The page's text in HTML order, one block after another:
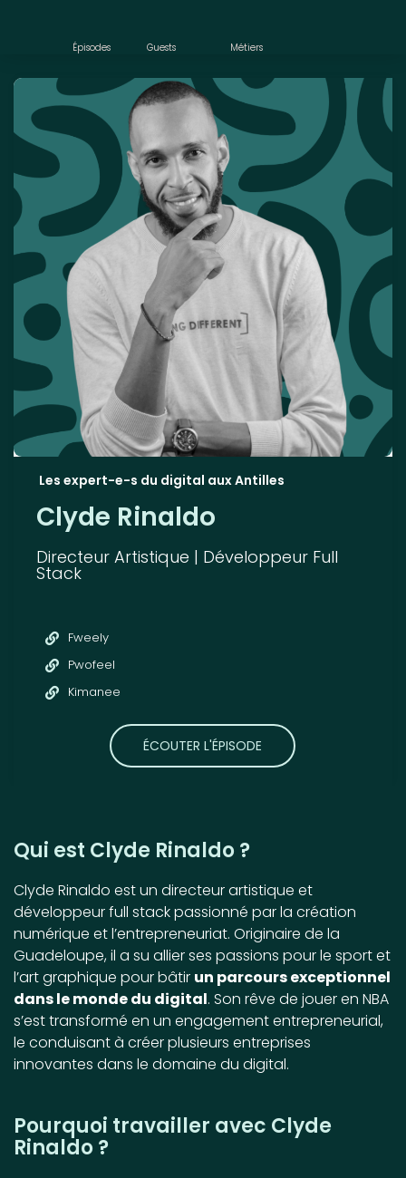
Épisodes Guests Métiers
Les expert-e-s du digital aux Antilles
Clyde Rinaldo
Directeur Artistique | Développeur Full
Stack
Fweely
Pwofeel
Kimanee
ÉCOUTER L'ÉPISODE
Qui est Clyde Rinaldo ?
Clyde Rinaldo est un directeur artistique et
développeur full stack passionné par la création
numérique et l’entrepreneuriat. Originaire de la
Guadeloupe, il a su allier ses passions pour le sport et
l’art graphique pour bâtir un parcours exceptionnel
dans le monde du digital. Son rêve de jouer en NBA
s’est transformé en un engagement entrepreneurial,
le conduisant à créer plusieurs entreprises
innovantes dans le domaine du digital.
Pourquoi travailler avec Clyde
Rinaldo ?